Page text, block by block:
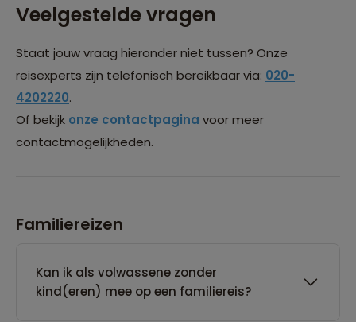
Veelgestelde vragen
Staat jouw vraag hieronder niet tussen? Onze
reisexperts zijn telefonisch bereikbaar via: 020-
4202220.
Of bekijk onze contactpagina voor meer
contactmogelijkheden.
Familiereizen
Kan ik als volwassene zonder
kind(eren) mee op een familiereis?